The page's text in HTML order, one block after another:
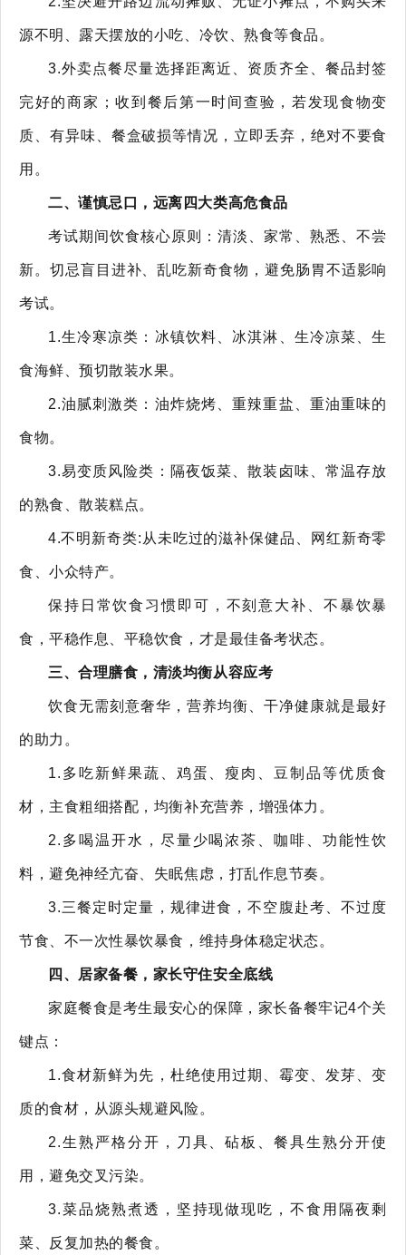
源不明、露天摆放的小吃、冷饮、熟食等食品。
3.外卖点餐尽量选择距离近、资质齐全、餐品封签
完好的商家；收到餐后第一时间查验，若发现食物变
质、有异味、餐盒破损等情况，立即丢弃，绝对不要食
用。
二、谨慎忌口，远离四大类高危食品
考试期间饮食核心原则：清淡、家常、熟悉、不尝
新。切忌盲目进补、乱吃新奇食物，避免肠胃不适影响
考试。
1.生冷寒凉类：冰镇饮料、冰淇淋、生冷凉菜、生
食海鲜、预切散装水果。
2.油腻刺激类：油炸烧烤、重辣重盐、重油重味的
食物。
3.易变质风险类：隔夜饭菜、散装卤味、常温存放
的熟食、散装糕点。
4.不明新奇类:从未吃过的滋补保健品、网红新奇零
食、小众特产。
保持日常饮食习惯即可，不刻意大补、不暴饮暴
食，平稳作息、平稳饮食，才是最佳备考状态。
三、合理膳食，清淡均衡从容应考
饮食无需刻意奢华，营养均衡、干净健康就是最好
的助力。
1.多吃新鲜果蔬、鸡蛋、瘦肉、豆制品等优质食
材，主食粗细搭配，均衡补充营养，增强体力。
2.多喝温开水，尽量少喝浓茶、咖啡、功能性饮
料，避免神经亢奋、失眠焦虑，打乱作息节奏。
3.三餐定时定量，规律进食，不空腹赴考、不过度
节食、不一次性暴饮暴食，维持身体稳定状态。
四、居家备餐，家长守住安全底线
家庭餐食是考生最安心的保障，家长备餐牢记4个关
键点：
1.食材新鲜为先，杜绝使用过期、霉变、发芽、变
质的食材，从源头规避风险。
2.生熟严格分开，刀具、砧板、餐具生熟分开使
用，避免交叉污染。
3.菜品烧熟煮透，坚持现做现吃，不食用隔夜剩
菜、反复加热的餐食。